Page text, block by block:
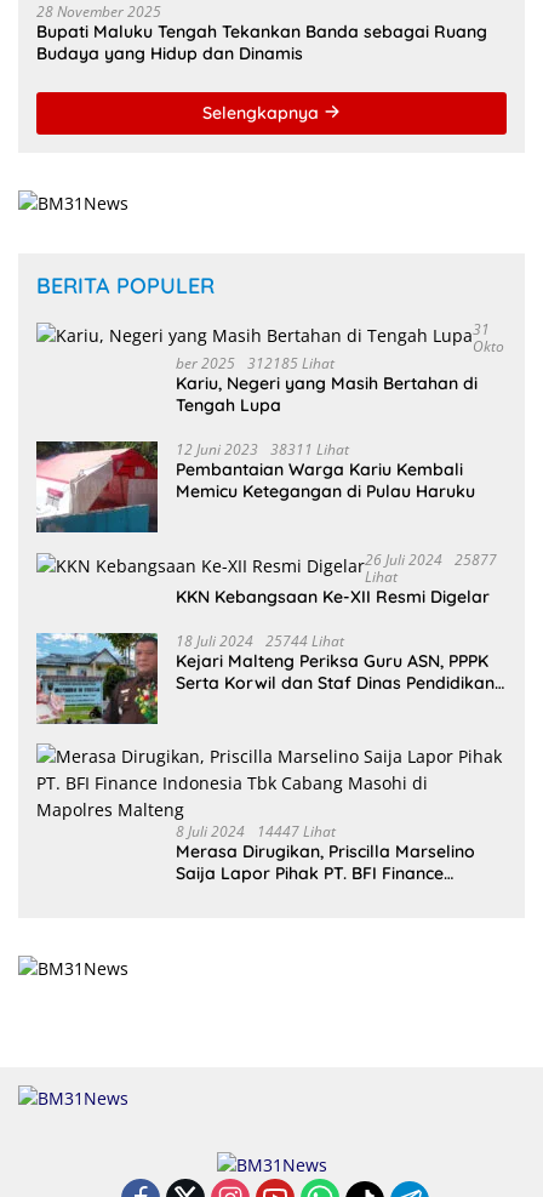
28 November 2025
Bupati Maluku Tengah Tekankan Banda sebagai Ruang
Budaya yang Hidup dan Dinamis
Selengkapnya
BERITA POPULER
31
Okto
Ber 2025 312185 Lihat
Kariu, Negeri yang Masih Bertahan di
Tengah Lupa
12 Juni 2023 38311 Lihat
Pembantaian Warga Kariu Kembali
Memicu Ketegangan di Pulau Haruku
26 Juli 2024 25877
Lihat
KKN Kebangsaan Ke-XII Resmi Digelar
18 Juli 2024 25744 Lihat
Kejari Malteng Periksa Guru ASN, PPPK
Serta Korwil dan Staf Dinas Pendidikan
8 Juli 2024 14447 Lihat
Merasa Dirugikan, Priscilla Marselino
Saija Lapor Pihak PT. BFI Finance